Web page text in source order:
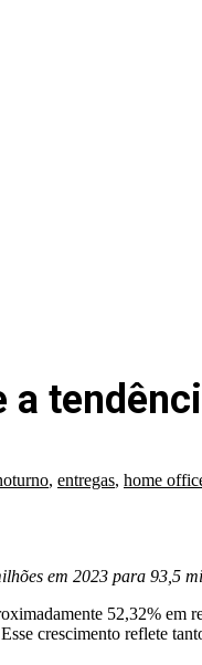
, entregas, home
em 2023 para 93,5
52,32% em
crescimento reflete